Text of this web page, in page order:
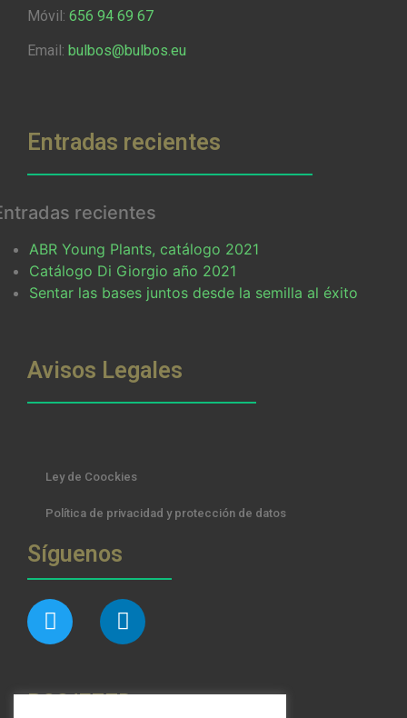
Móvil: 656 94 69 67
Email: bulbos@bulbos.eu
Entradas recientes
recientes
ABR Young Plants, catálogo 2021
Catálogo Di Giorgio año 2021
Sentar las bases juntos desde la semilla al éxito
Avisos Legales
Ley de Coockies
Política de privacidad y protección de datos
Síguenos
RSS/FEED